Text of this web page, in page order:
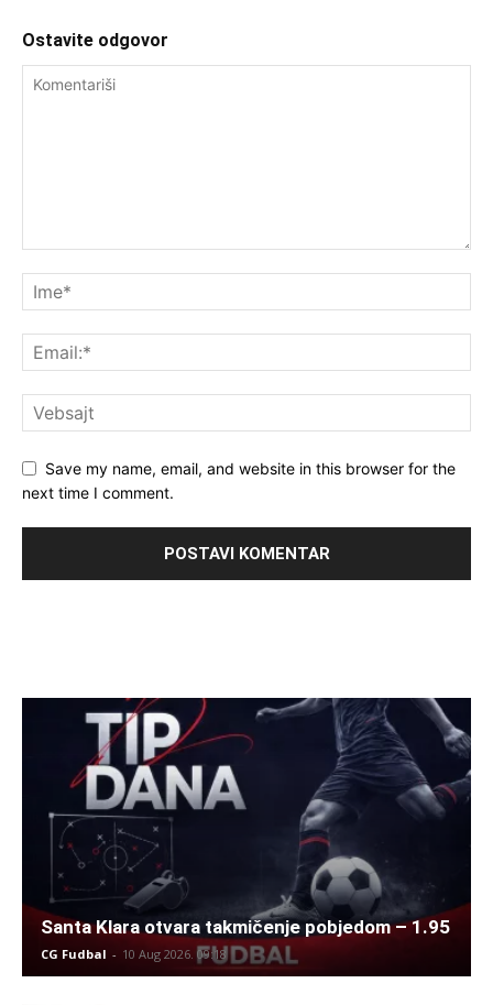
Ostavite odgovor
Save my name, email, and website in this browser for the
next time I comment.
Santa Klara otvara takmičenje pobjedom – 1.95
CG Fudbal - 10 Aug 2026. 09:18